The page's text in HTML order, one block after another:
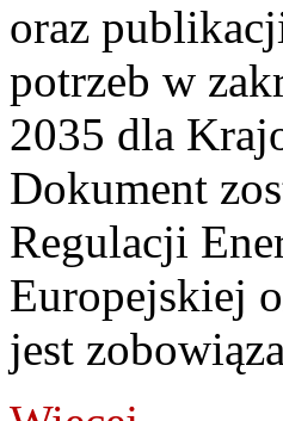
oraz
potrzeb w
2035 dla
Dokument
Regulacji
Europejskiej
jest